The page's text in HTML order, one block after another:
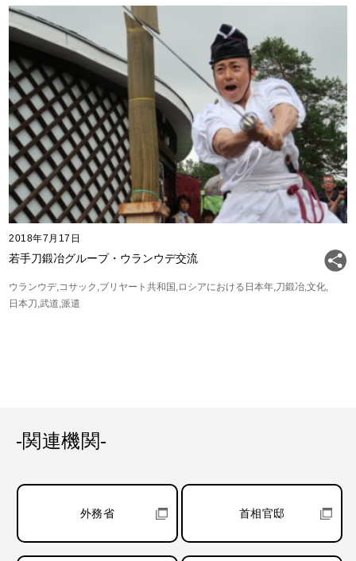
2018年7月17日
若手刀鍛冶グループ・ウランウデ交流
ウランウデ コサック ブリヤート共和国 ロシアにおける日本年 刀鍛冶 文化
日本刀 武道 派遣
-関連機関-
外務省 首相官邸